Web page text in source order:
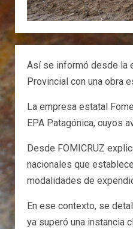
Así se informó desde la
Provincial con una obra
La empresa estatal
EPA Patagónica, cuyos
Desde FOMICRUZ
nacionales que
modalidades de
En ese contexto, se
ya superó una instancia